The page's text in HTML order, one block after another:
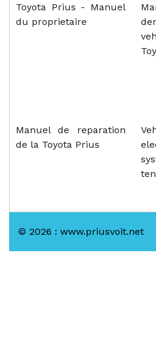
Toyota Prius - Manuel
du proprietaire
Manuel de reparation
de la Toyota Prius
© 2026 : www.priusvoit.net